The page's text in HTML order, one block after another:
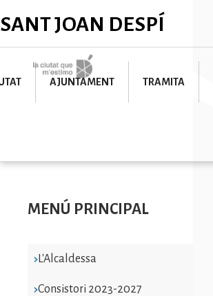
al
SANT JOAN DESPÍ
Imatge
AJUNTAMENT TRAMITA
MENÚ PRINCIPAL
L'Alcaldessa
Consistori 2023-2027